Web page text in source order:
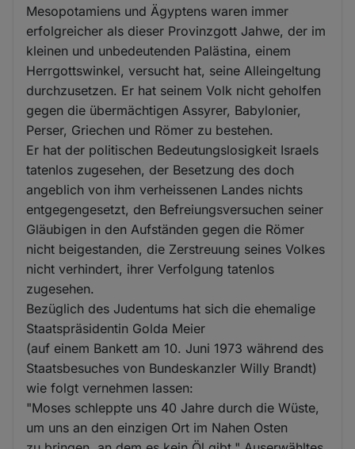
Mesopotamiens und Ägyptens waren immer
erfolgreicher als dieser Provinzgott Jahwe, der im
kleinen und unbedeutenden Palästina, einem
Herrgottswinkel, versucht hat, seine Alleingeltung
durchzusetzen. Er hat seinem Volk nicht geholfen
gegen die übermächtigen Assyrer, Babylonier,
Perser, Griechen und Römer zu bestehen.
Er hat der politischen Bedeutungslosigkeit Israels
tatenlos zugesehen, der Besetzung des doch
angeblich von ihm verheissenen Landes nichts
entgegengesetzt, den Befreiungsversuchen seiner
Gläubigen in den Aufständen gegen die Römer
nicht beigestanden, die Zerstreuung seines Volkes
nicht verhindert, ihrer Verfolgung tatenlos
zugesehen.
Bezüglich des Judentums hat sich die ehemalige
Staatspräsidentin Golda Meier
(auf einem Bankett am 10. Juni 1973 während des
Staatsbesuches von Bundeskanzler Willy Brandt)
wie folgt vernehmen lassen:
"Moses schleppte uns 40 Jahre durch die Wüste,
um uns an den einzigen Ort im Nahen Osten